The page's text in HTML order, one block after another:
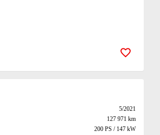
Zur
5/2021
127 971 km
200 PS / 147 kW